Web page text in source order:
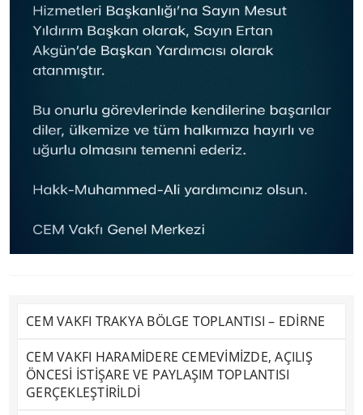
CEM VAKFI TRAKYA BÖLGE TOPLANTISI – EDİRNE
CEM VAKFI HARAMİDERE CEMEVİMİZDE, AÇILIŞ
ÖNCESİ İSTİŞARE VE PAYLAŞIM TOPLANTISI
GERÇEKLEŞTİRİLDİ